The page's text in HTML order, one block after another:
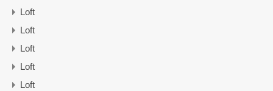
Loft
Loft
Loft
Loft
Loft